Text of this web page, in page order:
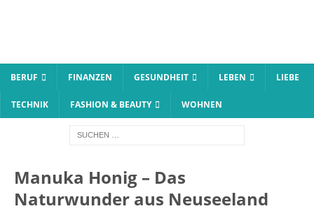
BERUF FINANZEN GESUNDHEIT LEBEN LIEBE
TECHNIK FASHION & BEAUTY WOHNEN
Manuka Honig – Das
Naturwunder aus Neuseeland